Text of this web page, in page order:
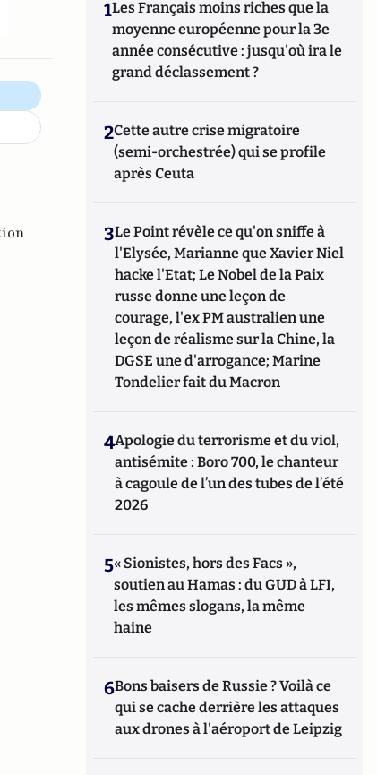
1Les Français moins riches que la
moyenne européenne pour la 3e
année consécutive : jusqu'où ira le
grand déclassement ?
2Cette autre crise migratoire
(semi-orchestrée) qui se profile
après Ceuta
3Le Point révèle ce qu'on sniffe à
l'Elysée, Marianne que Xavier Niel
hacke l'Etat; Le Nobel de la Paix
russe donne une leçon de
courage, l'ex PM australien une
leçon de réalisme sur la Chine, la
DGSE une d'arrogance; Marine
Tondelier fait du Macron
4Apologie du terrorisme et du viol,
antisémite : Boro 700, le chanteur
à cagoule de l’un des tubes de l’été
2026
5« Sionistes, hors des Facs »,
soutien au Hamas : du GUD à LFI,
les mêmes slogans, la même
haine
6Bons baisers de Russie ? Voilà ce
qui se cache derrière les attaques
aux drones à l'aéroport de Leipzig